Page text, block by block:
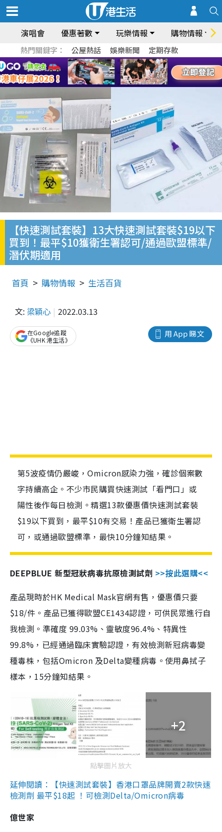
演唱會 優惠著數 玩樂情報 購物情報
熱門關鍵字： 公屋熱話 娛樂新聞 定期存款
【快速測試套裝】13大快速測試套裝$19以下
買到！最平$10獲衛生署認可/通過歐盟標準/
潛伏期適用
首頁 購物情報 生活百貨
文: 梁穎心 2022.03.13
用 App 睇文
在Google追蹤
《UHK 港生活》
第5波疫情仍嚴峻，Omicron感染力強，確診個案數
字持續高企。不少市民購買快速測試「看門口」或
陽性後作每日檢測。精選13款優惠價快速測試套裝
$19以下買到，最平$10有交易！產品已獲衛生署認
可，或通過歐盟標準，最快10分鐘知結果。
DEEPBLUE 新型冠狀病毒抗原檢測試劑 >>按此選購<<
產品現時於HK Medical Mask官網有售，優惠價只要
$18/件。產品已獲得歐盟CE1434認證，可供民眾進行自
我檢測。準確度 99.03%、靈敏度96.4%、特異性
99.8%，已經通過臨床實驗認證，有效檢測新冠病毒變
種毒株，包括Omicron 及Delta變種病毒。使用鼻拭子
樣本，15分鐘知結果。
+2
點擊圖片放大
延伸閱讀：【快速測試套裝】香港口罩品牌開賣2款快速
檢測劑 最平$18起 ！可檢測Delta/Omicron病毒
億世家